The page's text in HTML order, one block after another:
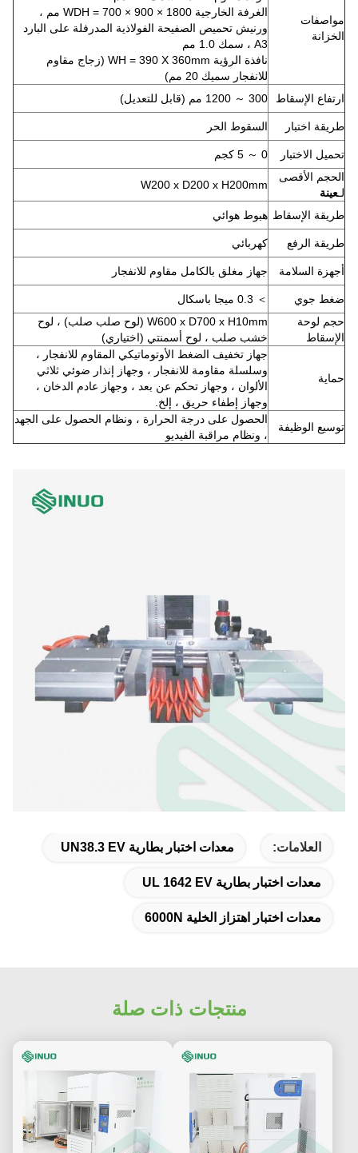
مواصفات
الخزانة
الغرفة الخارجية WDH = 700 × 900 × 1800 مم ،
ورنيش تحميص الصفيحة الفولاذية المدرفلة على البارد
A3 ، سمك 1.0 مم
نافذة الرؤية WH = 390 X 360mm (زجاج مقاوم
للانفجار سميك 20 مم)
ارتفاع الإسقاط
300 ～ 1200 مم (قابل للتعديل)
طريقة اختبار السقوط الحر
تحميل الاختبار
0 ～ 5 كجم
الحجم الأقصى
عينة
W200 x D200 x H200mm
طريقة الإسقاط هبوط هوائي
طريقة الرفع كهربائي
أجهزة السلامة جهاز مغلق بالكامل مقاوم للانفجار
ضغط جوي
＞ 0.3 ميجا باسكال
حجم لوحة
الإسقاط
W600 x D700 x H10mm (لوح صلب صلب) ، لوح
خشب صلب ، لوح أسمنتي (اختياري)
حماية
جهاز تخفيف الضغط الأوتوماتيكي المقاوم للانفجار ،
وسلسلة مقاومة للانفجار ، وجهاز إنذار ضوئي ثلاثي
الألوان ، وجهاز تحكم عن بعد ، وجهاز عادم الدخان ،
وجهاز إطفاء حريق ، إلخ.
توسيع الوظيفة
الحصول على درجة الحرارة ، ونظام الحصول على الجهد
، ونظام مراقبة الفيديو
العلامات: معدات اختبار بطارية UN38.3 EV
معدات اختبار بطارية UL 1642 EV
معدات اختبار اهتزاز الخلية 6000N
منتجات ذات صلة